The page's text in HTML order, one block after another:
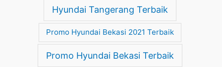
Hyundai Tangerang Terbaik
Promo Hyundai Bekasi 2021 Terbaik
Promo Hyundai Bekasi Terbaik